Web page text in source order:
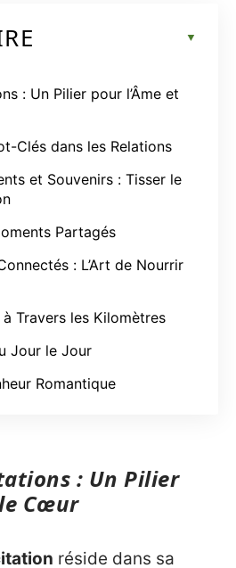
: Un Pilier pour l’Âme et
Clés dans les Relations
et Souvenirs : Tisser le
Partagés
: L’Art de Nourrir
à Travers les Kilomètres
Jour le Jour
Romantique
: Un Pilier
Cœur
réside dans sa